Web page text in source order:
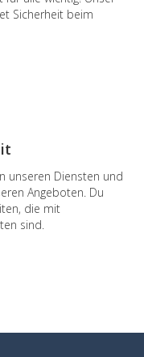
Sicherheit beim
unseren Diensten und
Angeboten. Du
die mit
sind.